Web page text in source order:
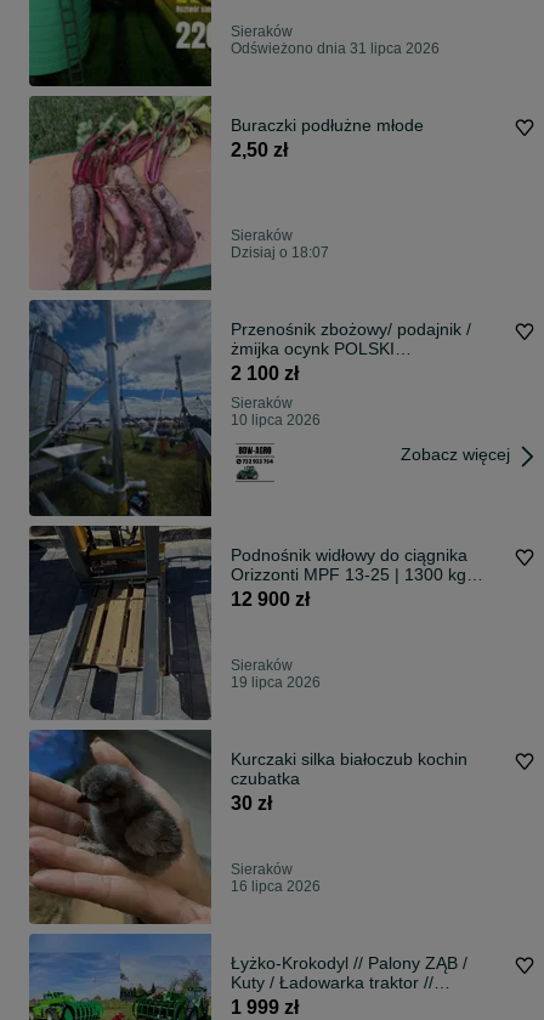
Sieraków
Odświeżono dnia 31 lipca 2026
Buraczki podłużne młode
2,50 zł
Sieraków
Dzisiaj o 18:07
Przenośnik zbożowy/ podajnik /
żmijka ocynk POLSKI
PRODUCENT
2 100 zł
Sieraków
10 lipca 2026
Zobacz więcej
Podnośnik widłowy do ciągnika
Orizzonti MPF 13-25 | 1300 kg
Duplex
12 900 zł
Sieraków
19 lipca 2026
Kurczaki silka białoczub kochin
czubatka
30 zł
Sieraków
16 lipca 2026
Łyżko-Krokodyl // Palony ZĄB /
Kuty / Ładowarka traktor //
MASZYNA DLA WYMAGAJĄCYCH
1 999 zł